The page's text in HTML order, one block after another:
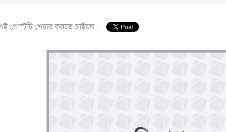
পোস্টটি শেয়ার করতে চাইলে :